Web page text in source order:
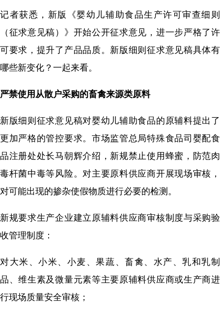
记者获悉，新版《婴幼儿辅助食品生产许可审查细则
（征求意见稿）》开始公开征求意见，进一步严格了许
可要求，提升了产品品质。新版细则征求意见稿具体有
哪些新变化？一起来看。
严禁使用从散户采购的畜禽来源类原料
新版细则征求意见稿对婴幼儿辅助食品的原辅料提出了
更加严格的管控要求。市场监管总局特殊食品司婴配食
品注册处处长马朝辉介绍，新规禁止使用蜂蜜，防范肉
毒杆菌中毒等风险。对主要原料供应商开展现场审核，
对可能出现的掺杂使假物质进行必要的检测。
新规要求生产企业建立原辅料供应商审核制度与采购验
收管理制度：
对大米、小米、小麦、果蔬、畜禽、水产、乳和乳制
品、维生素及微量元素等主要原辅料供应商或生产商进
行现场质量安全审核；